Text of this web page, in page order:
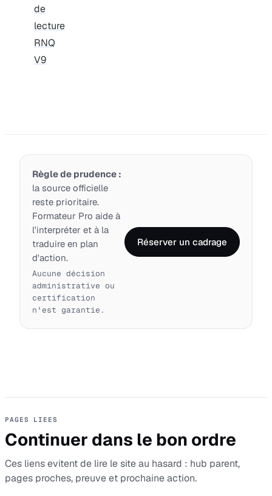
de
lecture
RNQ
V9
Règle de prudence :
la source officielle
reste prioritaire.
Formateur Pro aide à
l'interpréter et à la
traduire en plan
d'action.
Aucune décision
administrative ou
certification
n'est garantie.
Réserver un cadrage
PAGES LIEES
Continuer dans le bon ordre
Ces liens evitent de lire le site au hasard : hub parent,
pages proches, preuve et prochaine action.